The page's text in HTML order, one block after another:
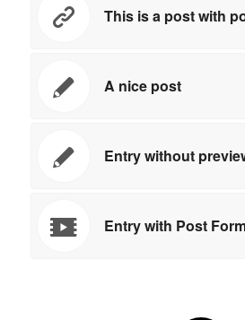
This is a post with
A nice post
Entry without
Entry with Post